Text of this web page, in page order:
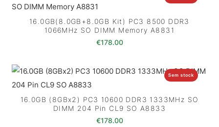
16.0GB(8.0GB+8.0GB Kit) PC3 8500 DDR3
1066MHz SO DIMM Memory A8831
€178.00
Sem stock
16.0GB (8GBx2) PC3 10600 DDR3 1333MHz SO
DIMM 204 Pin CL9 SO A8833
€178.00